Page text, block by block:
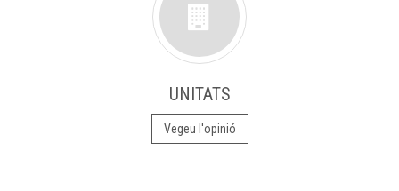
UNITATS
Vegeu l'opinió